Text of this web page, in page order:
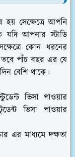
সেক্ষেত্রে আপনি
যদি আপনার স্টাডি
কোন ধরনের
তবে পাঁচ বছর এর যে
বেশি থাকে।
ভিসা পাওয়ার
ভিসা পাওয়ার
এর মাধ্যমে দক্ষতা